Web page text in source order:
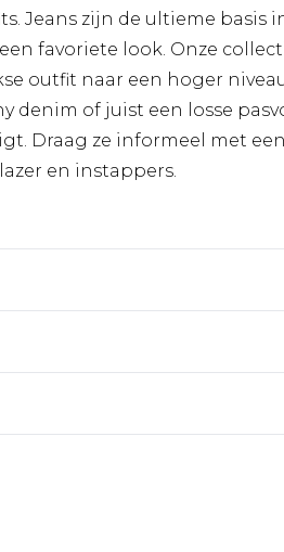
Jeans zijn de ultieme basis
favoriete look. Onze
outfit naar een hoger
denim of juist een losse
Draag ze informeel met
en instappers.
door boohooman
en badkleding of lingerie als